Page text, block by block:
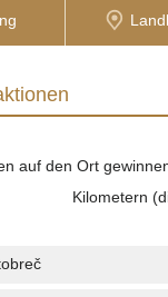
auf den Ort
Kilometern